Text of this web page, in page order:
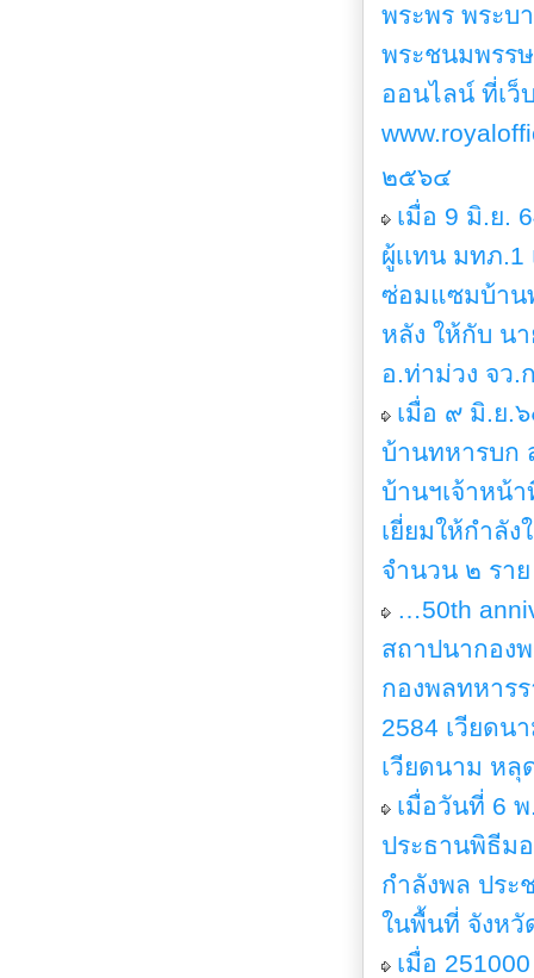
พระพร พระบ
พระชนมพรร
ออนไลน์ ที่เว็
๒๕๖๔
เมื่อ 9 มิ.ย.
ผู้เเทน มทภ
ซ่อมแซมบ้าน
หลัง ให้กับ น
อ.ท่าม่วง จว.
เมื่อ ๙ มิ.ย.
บ้านทหารบก
บ้านฯเจ้าหน้
เยี่ยมให้กำลั
จำนวน ๒ รา
…50th
สถาปนากอง
กองพลทหาร
2584 เวียดน
เวียดนาม ห
เมื่อวันที่ 6
ประธานพิธีม
กำลังพล ประ
ในพื้นที่ จังห
เมื่อ